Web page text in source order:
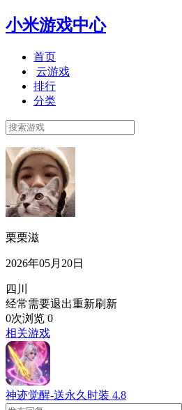
小米游戏中心
首页
云游戏
排行
分类
栗栗滋
2026年05月20日
四川
经常需要退出重新刷新
0次浏览 0
相关游戏
神迹觉醒-送永久时装 4.8